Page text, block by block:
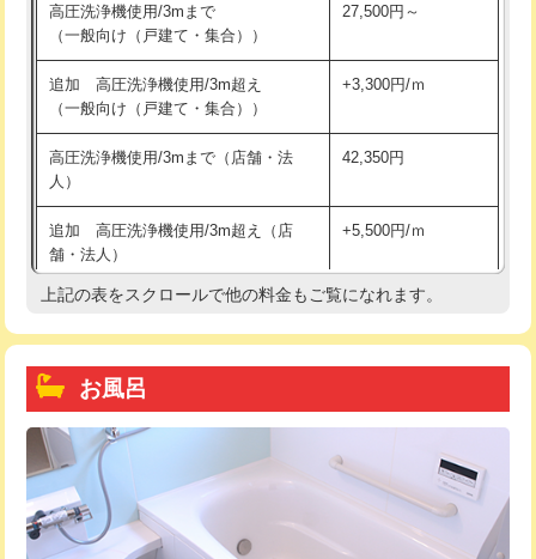
高圧洗浄機使用/3mまで
（一般向け（戸建て・集合））
27,500円～
追加 高圧洗浄機使用/3m超え
（一般向け（戸建て・集合））
+3,300円/ｍ
高圧洗浄機使用/3mまで（店舗・法
人）
42,350円
追加 高圧洗浄機使用/3m超え（店
舗・法人）
+5,500円/ｍ
高度高圧洗浄換 現地調査
トーラー機使用/3mまで
追加トーラー機使用/3m超え
カメラ調査 33,000円
桝清掃 8,800円
上記の表をスクロールで他の料金もご覧になれます。
お風呂